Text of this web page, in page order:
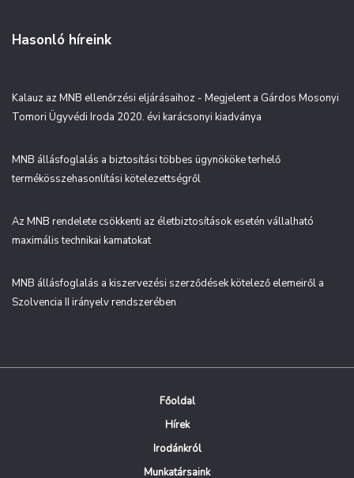
Hasonló híreink
Kalauz az MNB ellenőrzési eljárásaihoz - Megjelent a Gárdos Mosonyi
Tomori Ügyvédi Iroda 2020. évi karácsonyi kiadványa
MNB állásfoglalás a biztosítási többes ügynököke terhelő
termékösszehasonlítási kötelezettségről
Az MNB rendelete csökkenti az életbiztosítások esetén vállalható
maximális technikai kamatokat
MNB állásfoglalás a kiszervezési szerződések kötelező elemeiről a
Szolvencia II irányelv rendszerében
Főoldal
Hírek
Irodánkról
Munkatársaink